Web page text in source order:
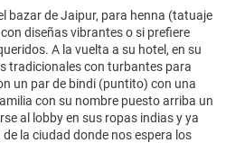
bazar de Jaipur, para henna (tatuaje
diseñas vibrantes o si prefiere
A la vuelta a su hotel, en su
tradicionales con turbantes para
un par de bindi (puntito) con una
con su nombre puesto arriba un
al lobby en sus ropas indias y ya
la ciudad donde nos espera los